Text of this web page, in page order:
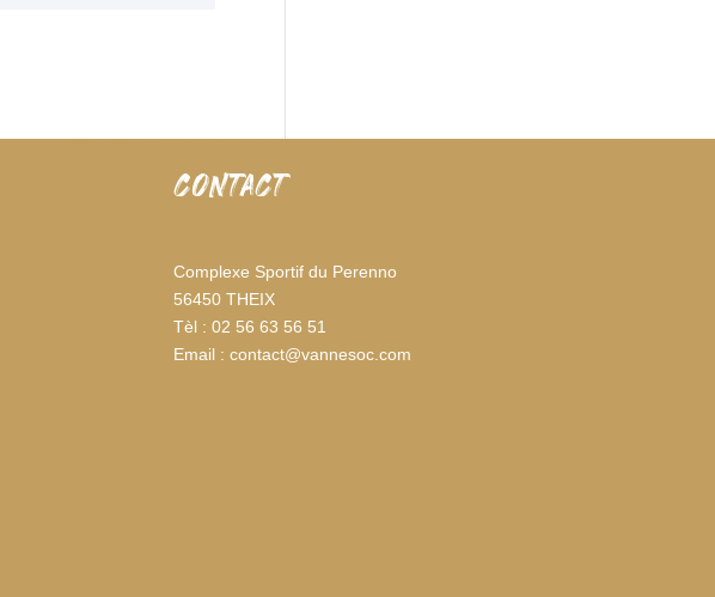
CONTACT
Complexe Sportif du Perenno
56450 THEIX
Tèl : 02 56 63 56 51
Email : contact@vannesoc.com